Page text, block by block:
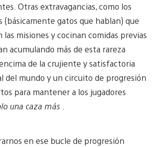
Otras extravagancias, como los
(básicamente gatos que hablan) que
las misiones y cocinan comidas previas
acumulando más de esta rareza
de la crujiente y satisfactoria
del mundo y un circuito de progresión
para mantener a los jugadores
una caza más
en ese bucle de progresión